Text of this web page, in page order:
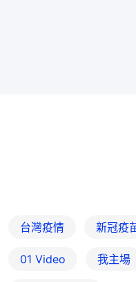
台灣疫情 新冠疫
01 Video 我主場